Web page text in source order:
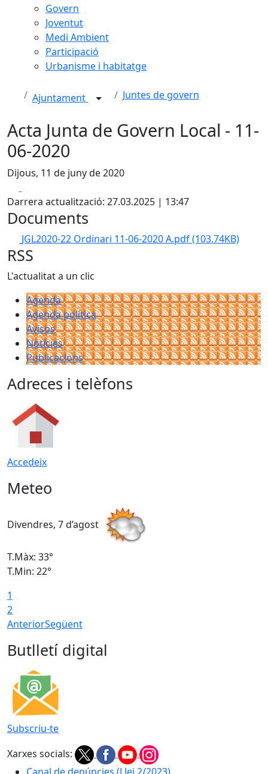
Govern
Joventut
Medi Ambient
Participació
Urbanisme i habitatge
Ajuntament Juntes de govern
Acta Junta de Govern Local - 11-
06-2020
Dijous, 11 de juny de 2020
Darrera actualització: 27.03.2025 | 13:47
Documents
JGL2020-22 Ordinari 11-06-2020 A.pdf(103.74KB)
RSS
L'actualitat a un clic
Agenda
Agenda política
Avisos
Notícies
Publicacions
Adreces i telèfons
Accedeix
Meteo
Divendres, 7 d’agost
T.Màx: 33°
T.Min: 22°
1
2
AnteriorSegüent
Butlletí digital
Subscriu-te
Xarxes socials: